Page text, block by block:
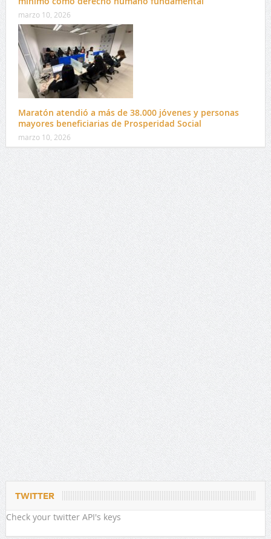
marzo 10, 2026
Maratón atendió a más de 38.000 jóvenes y personas
mayores beneficiarias de Prosperidad Social
marzo 10, 2026
TWITTER
Check your twitter API's keys